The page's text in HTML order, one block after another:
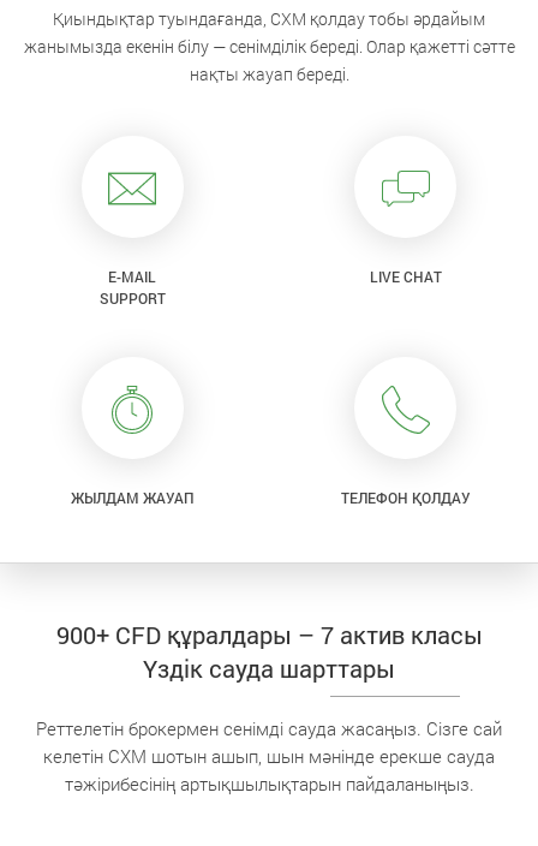
Қиындықтар туындағанда, CXM қолдау тобы әрдайым
жанымызда екенін білу — сенімділік береді. Олар қажетті сәтте
нақты жауап береді.
E-MAIL
SUPPORT
LIVE CHAT
ЖЫЛДАМ ЖАУАП ТЕЛЕФОН ҚОЛДАУ
900+ CFD құралдары – 7 актив класы
Үздік сауда шарттары
Реттелетін брокермен сенімді сауда жасаңыз. Сізге сай
келетін CXM шотын ашып, шын мәнінде ерекше сауда
тәжірибесінің артықшылықтарын пайдаланыңыз.